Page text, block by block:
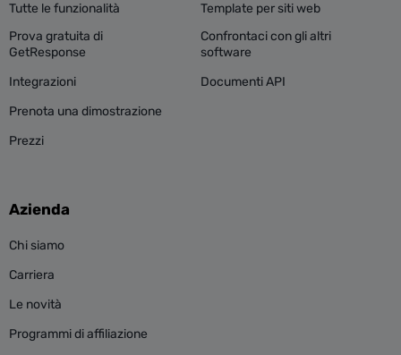
scegliere il giusto template o modello per la tua
email, personalizzarlo in base alla tua brand identity
desiderato.
alcuni esempi di messaggi realizzati in maniera
Tutte le funzionalità
Prova gratuita di
GetResponse
Integrazioni
Prenota una dimostrazione
Prezzi
Template per siti web
Confrontaci con gli altri
software
Documenti API
Azienda
Chi siamo
Carriera
Le novità
Programmi di affiliazione